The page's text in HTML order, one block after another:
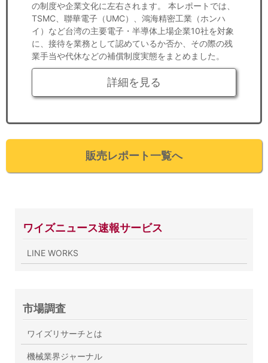
の制度や企業文化に左右されます。 本レポートでは、
TSMC、聯華電子（UMC）、鴻海精密工業（ホンハ
イ）など台湾の主要電子・半導体上場企業10社を対象
に、接待を業務として認めているか否か、その際の残
業手当や代休などの補償制度実態をまとめました。
詳細を見る
販売レポート一覧へ
ワイズニュース速報サービス
LINE WORKS
市場調査
ワイズリサーチとは
機械業界ジャーナル